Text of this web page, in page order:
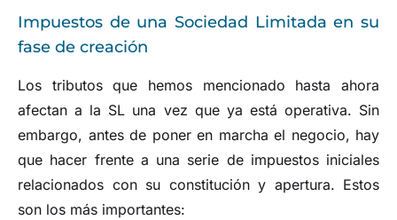
Impuestos de una Sociedad Limitada en su
fase de creación
Los tributos que hemos mencionado hasta ahora
afectan a la SL una vez que ya está operativa. Sin
embargo, antes de poner en marcha el negocio, hay
que hacer frente a una serie de impuestos iniciales
relacionados con su constitución y apertura. Estos
son los más importantes: